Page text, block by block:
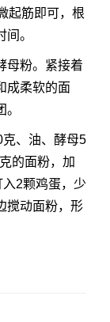
起筋即可，根
。
母粉。紧接着
成柔软的面
、油、酵母5
的面粉，加
2颗鸡蛋，少
搅动面粉，形